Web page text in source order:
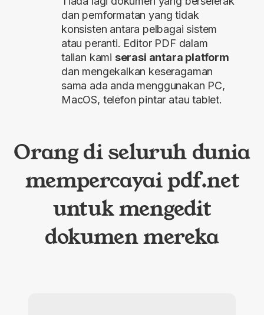
dan pemformatan yang tidak
konsisten antara pelbagai sistem
atau peranti. Editor PDF dalam
talian kami serasi antara platform
dan mengekalkan keseragaman
sama ada anda menggunakan PC,
MacOS, telefon pintar atau tablet.
Orang di seluruh dunia
mempercayai pdf.net
untuk mengedit
dokumen mereka